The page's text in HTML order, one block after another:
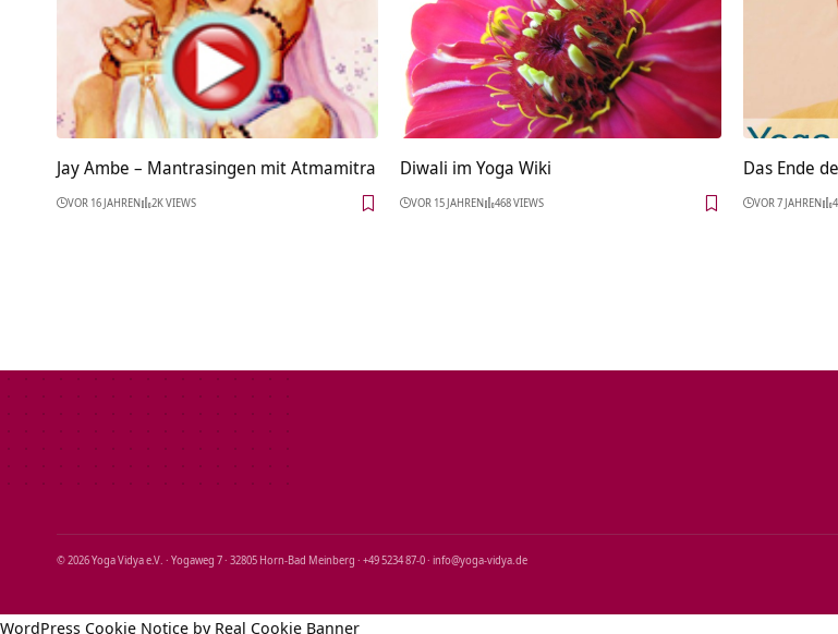
Jay Ambe – Mantrasingen mit Atmamitra
VOR 16 JAHREN 2K VIEWS
Diwali im Yoga Wiki
VOR 15 JAHREN 468 VIEWS
Das Ende
VOR 7 JAHREN
© 2026 Yoga Vidya e.V. · Yogaweg 7 · 32805 Horn‑Bad Meinberg · +49 5234 87‑0 · info@yoga‑vidya.de
WordPress Cookie Notice by Real Cookie Banner